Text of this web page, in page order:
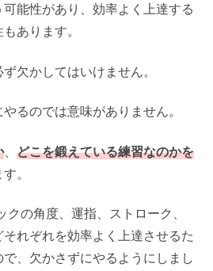
能性があり、効率よく上達する
あります。
欠かしてはいけません。
るのでは意味がありません。
、 どこを鍛えている練習なのかを
。
クの角度、運指、ストローク、
れぞれを効率よく上達させるた
、欠かさずにやるようにしまし